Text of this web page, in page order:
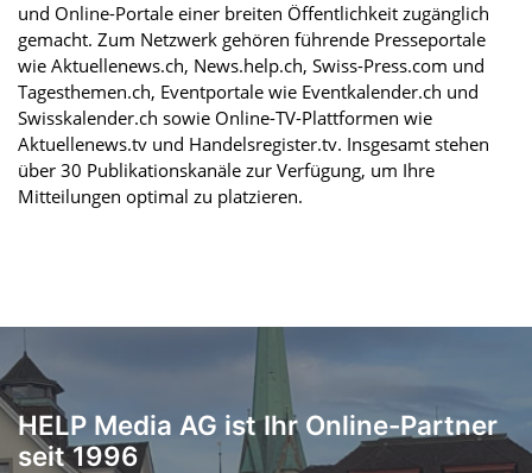
und Online-Portale einer breiten Öffentlichkeit zugänglich
gemacht. Zum Netzwerk gehören führende Presseportale
wie Aktuellenews.ch, News.help.ch, Swiss-Press.com und
Tagesthemen.ch, Eventportale wie Eventkalender.ch und
Swisskalender.ch sowie Online-TV-Plattformen wie
Aktuellenews.tv und Handelsregister.tv. Insgesamt stehen
über 30 Publikationskanäle zur Verfügung, um Ihre
Mitteilungen optimal zu platzieren.
HELP Media AG ist Ihr Online-Partner
seit 1996